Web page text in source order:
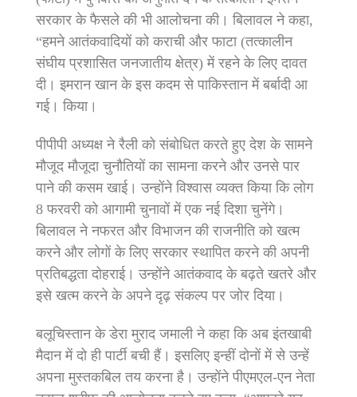
सरकार के फैसले की भी आलोचना की। बिलावल ने कहा,
“हमने आतंकवादियों को कराची और फाटा (तत्कालीन
संघीय प्रशासित जनजातीय क्षेत्र) में रहने के लिए दावत
दी। इमरान खान के इस कदम से पाकिस्तान में बर्बादी आ
गई। किया।
पीपीपी अध्यक्ष ने रैली को संबोधित करते हुए देश के सामने
मौजूद मौजूदा चुनौतियों का सामना करने और उनसे पार
पाने की कसम खाई। उन्होंने विश्वास व्यक्त किया कि लोग
8 फरवरी को आगामी चुनावों में एक नई दिशा चुनेंगे।
बिलावल ने नफरत और विभाजन की राजनीति को खत्म
करने और लोगों के लिए सरकार स्थापित करने की अपनी
प्रतिबद्धता दोहराई। उन्होंने आतंकवाद के बढ़ते खतरे और
इसे खत्म करने के अपने दृढ़ संकल्प पर जोर दिया।
बलूचिस्तान के डेरा मुराद जमाली ने कहा कि अब इंतखाबी
मैदान में दो ही पार्टी बची हैं। इसलिए इन्हीं दोनों में से उन्हें
अपना मुस्तकबिल तय करना है। उन्होंने पीएमएल-एन नेता